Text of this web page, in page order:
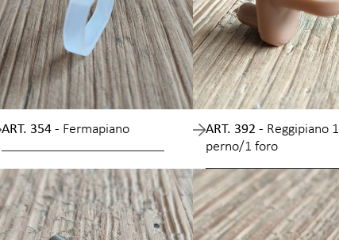
ART. 354 - Fermapiano ART. 392 - Reggipiano 1
perno/1 foro